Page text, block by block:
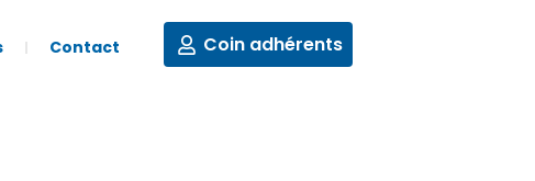
Contact Coin adhérents